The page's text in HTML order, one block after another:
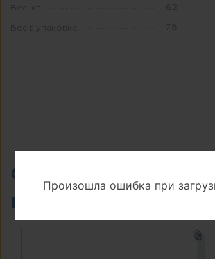
Вес, кг
Вес в упаковке 7,8
Обязательные
комплектующие
Произошла ошибка при